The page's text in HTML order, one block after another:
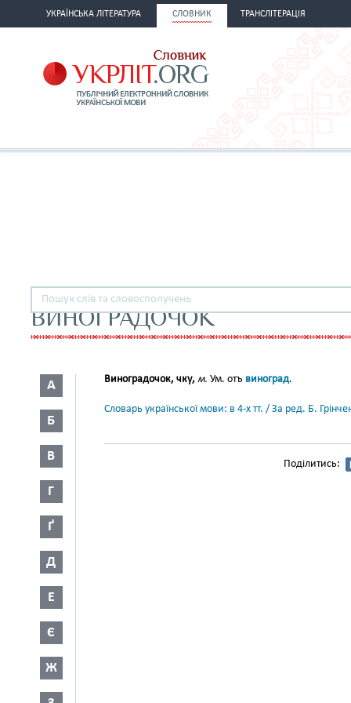
УКРАЇНСЬКА ЛІТЕРАТУРА СЛОВНИК ТРАНСЛІТЕРАЦІЯ
ВИНОГРАДОЧОК
А
Б
В
Г
Ґ
Д
Е
Є
Ж
Виноградочок, чку, м. Ум. отъ виноград.
Словарь української мови: в 4-х тт. / За ред. Б.
Поділитись: